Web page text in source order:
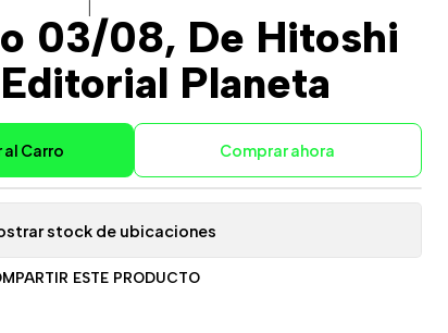
03/08, De Hitoshi
Planeta
Carro Comprar ahora
stock de ubicaciones
ESTE PRODUCTO